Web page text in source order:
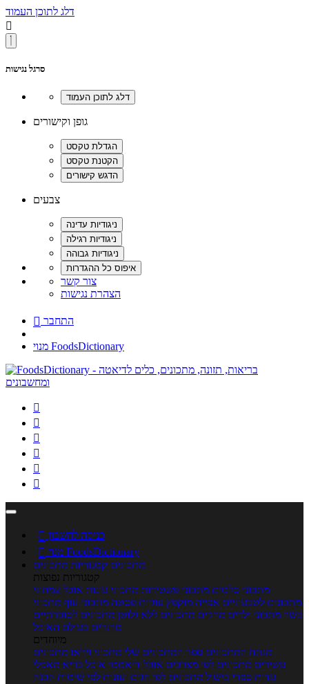
דלג לתוכן העמוד

סרגל נגישות
גופן וקישורים
צבעים
צור קשר
הצהרת נגישות
 התחבר
מנוי FoodsDictionary






 כניסה לחשבון

מנוי FoodsDictionary
מתכונים קטגוריות מתכונים
קטגוריות נפוצות
מתכוני סלטים מתכוני פשטידות מתכוני עוגות אוכל צמחוני
מתכונים לטבעוניים אפייה מוקפץ עוגיות פסטה מתכוני עוף מתכוני
בשר מתכוני ילדים מרקים מתכונים ללא גלוטן מתכונים לסוכרתיים
טרנדים בעולם האוכל
מיוחדים
מנתח המתכונים ספר המתכונים שלי מתכוני וידאו מתכונים
עשירים מתכונים לפי מצרכים אוכל דיאטטי אוכל בריא מאכלי
עדות ספרי בישול מתכונים לפי חגים ועונות לפי שיטות הכנה